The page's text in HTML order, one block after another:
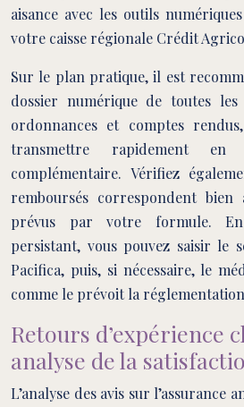
aisance avec les outils
votre caisse régionale Crédit
Sur le plan pratique, il est
dossier numérique de toutes
ordonnances et comptes
transmettre rapidement
complémentaire. Vérifiez
remboursés correspondent
prévus par votre formule.
persistant, vous pouvez saisir le
Pacifica, puis, si nécessaire, le
comme le prévoit la
Retours d’expérience
analyse de la
L’analyse des avis sur l’assurance